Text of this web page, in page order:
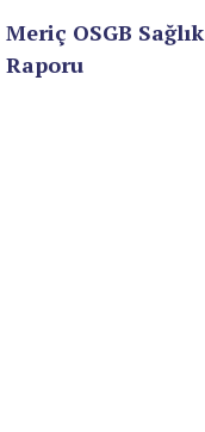
Meriç OSGB Sağlık
Raporu